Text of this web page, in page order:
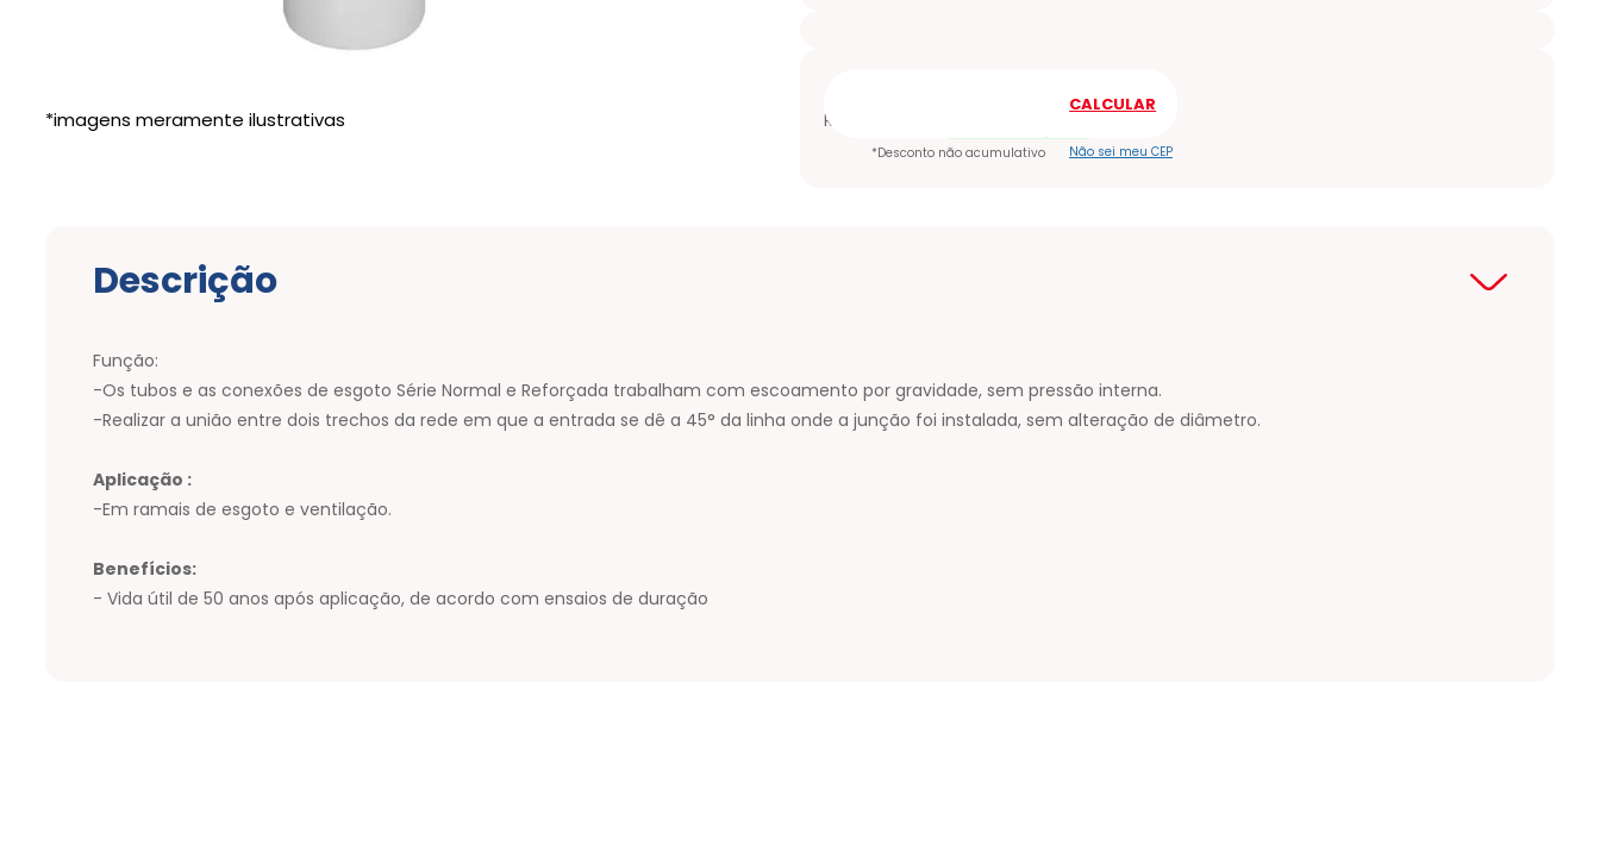
Não sei meu CEP
Descrição
Função:
-Os tubos e as conexões de esgoto Série Normal e Reforçada trabalham com escoamento por gravidade, sem pressão interna.
-Realizar a união entre dois trechos da rede em que a entrada se dê a 45° da linha onde a junção foi instalada, sem alteração de diâmetro.
Aplicação :
-Em ramais de esgoto e ventilação.
Benefícios:
- Vida útil de 50 anos após aplicação, de acordo com ensaios de duração